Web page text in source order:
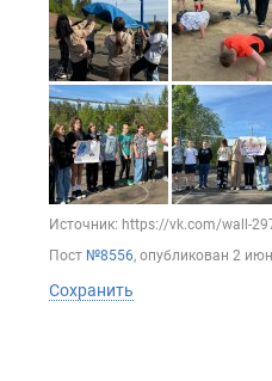
Источник: https://vk.com/wall-
Пост №8556, опубликован 2
Сохранить